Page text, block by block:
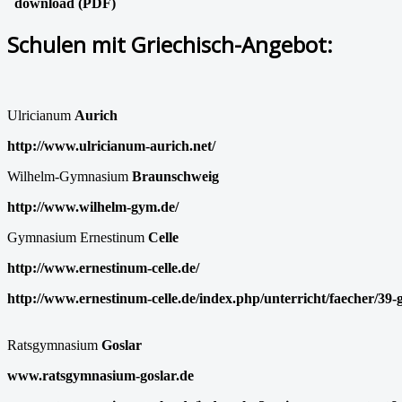
download (PDF)
Schulen mit Griechisch-Angebot:
Ulricianum Aurich
http://www.ulricianum-aurich.net/
Wilhelm-Gymnasium Braunschweig
http://www.wilhelm-gym.de/
Gymnasium Ernestinum Celle
http://www.ernestinum-celle.de/
http://www.ernestinum-celle.de/index.php/unterricht/faecher/39-
Ratsgymnasium Goslar
www.ratsgymnasium-goslar.de